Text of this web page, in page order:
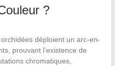
?
déploient un arc-en-
prouvant l’existence de
chromatiques,